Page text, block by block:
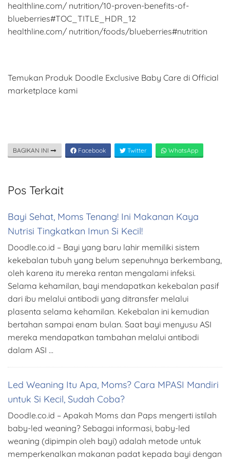
healthline.com/ nutrition/10-proven-benefits-of-
blueberries#TOC_TITLE_HDR_12
healthline.com/ nutrition/foods/blueberries#nutrition
Temukan Produk Doodle Exclusive Baby Care di Official
marketplace kami
BAGIKAN INI Facebook Twitter WhatsApp
Pos Terkait
Bayi Sehat, Moms Tenang! Ini Makanan Kaya
Nutrisi Tingkatkan Imun Si Kecil!
Doodle.co.id – Bayi yang baru lahir memiliki sistem
kekebalan tubuh yang belum sepenuhnya berkembang,
oleh karena itu mereka rentan mengalami infeksi.
Selama kehamilan, bayi mendapatkan kekebalan pasif
dari ibu melalui antibodi yang ditransfer melalui
plasenta selama kehamilan. Kekebalan ini kemudian
bertahan sampai enam bulan. Saat bayi menyusu ASI
mereka mendapatkan tambahan melalui antibodi
dalam ASI …
Led Weaning Itu Apa, Moms? Cara MPASI Mandiri
untuk Si Kecil, Sudah Coba?
Doodle.co.id – Apakah Moms dan Paps mengerti istilah
baby-led weaning? Sebagai informasi, baby-led
weaning (dipimpin oleh bayi) adalah metode untuk
memperkenalkan makanan padat kepada bayi dengan